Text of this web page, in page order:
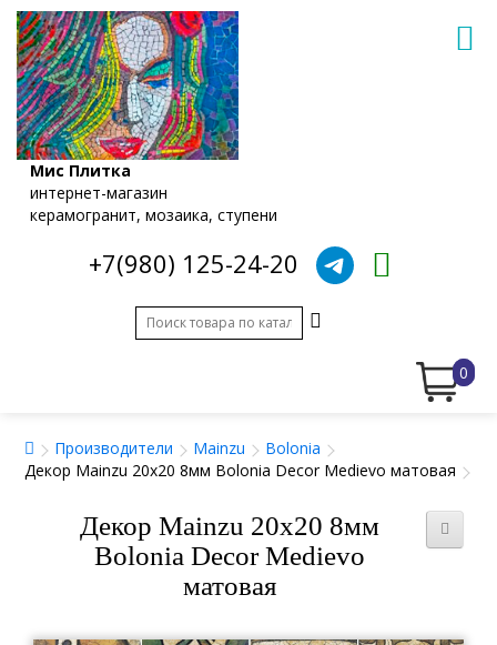
Мис Плитка
интернет-магазин
керамогранит, мозаика, ступени
+7(980) 125-24-20
0
Производители Mainzu
Bolonia
Декор Mainzu 20x20 8мм Bolonia Decor Medievo матовая
Декор Mainzu 20x20 8мм
Bolonia Decor Medievo
матовая